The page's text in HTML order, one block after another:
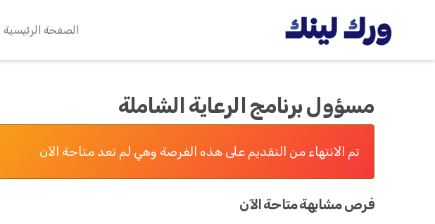
الصفحة الرئيسية
مسؤول برنامج الرعاية الشاملة
تم الانتهاء من التقديم على هذه الفرصة وهي لم تعد متاحة الآن
فرص مشابهة متاحة الآن